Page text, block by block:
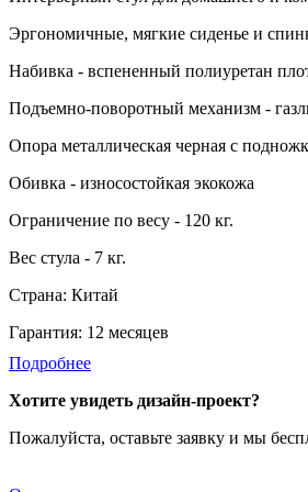
Эргономичные, мягкие сиденье и
Набивка - вспененный полиуретан
Подъемно-поворотный механизм -
Опора металлическая черная с
Обивка - износостойкая экокожа
Ограничение по весу - 120 кг.
Вес стула - 7 кг.
Страна: Китай
Гарантия: 12 месяцев
Подробнее
Хотите увидеть дизайн-проект?
Пожалуйста, оставьте заявку и мы